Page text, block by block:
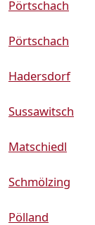
Pörtschach
Pörtschach
Hadersdorf
Sussawitsch
Matschiedl
Schmölzing
Pölland